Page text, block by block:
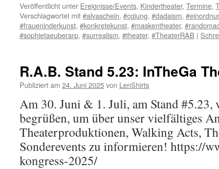
Veröffentlicht unter Ereignisse/Events, Kindertheater, Termine,
Verschlagwortet mit#alvaschein, #cgjung, #dadaism,
#fraueninderkunst, #konkretekunst, #maskentheater,
#sophietaeuberarp, #surrealism, #theater, #TheaterRAB |
R.A.B. Stand 5.23: InTheGa
Publiziert am 24. Juni 2025von LenShirts
Am 30. Juni & 1. Juli, am Stand #5.23,
begrüßen, um über unser vielfältiges
Theaterproduktionen, Walking Acts,
Sonderevents zu informieren! https://
kongress-2025/